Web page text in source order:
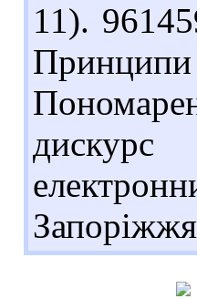
11).
Принципи